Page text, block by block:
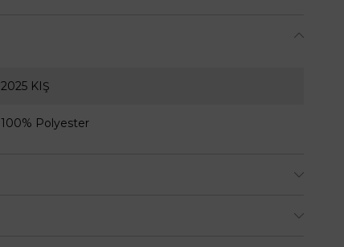
2025 KIŞ
100% Polyester